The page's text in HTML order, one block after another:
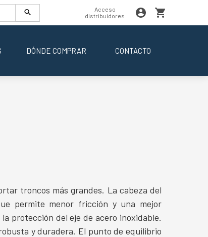
Acceso
distribuidores
DÓNDE COMPRAR CONTACTO
troncos más grandes. La cabeza del
permite menor fricción y una mejor
protección del eje de acero inoxidable.
y duradera. El punto de equilibrio